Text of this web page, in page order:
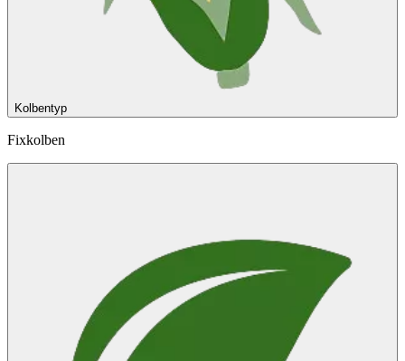
Kolbentyp
Fixkolben